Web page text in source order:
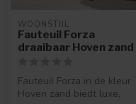
WOONSTIJL
Fauteuil Forza
draaibaar Hoven zand
Fauteuil Forza in de kleur
Hoven zand biedt luxe,